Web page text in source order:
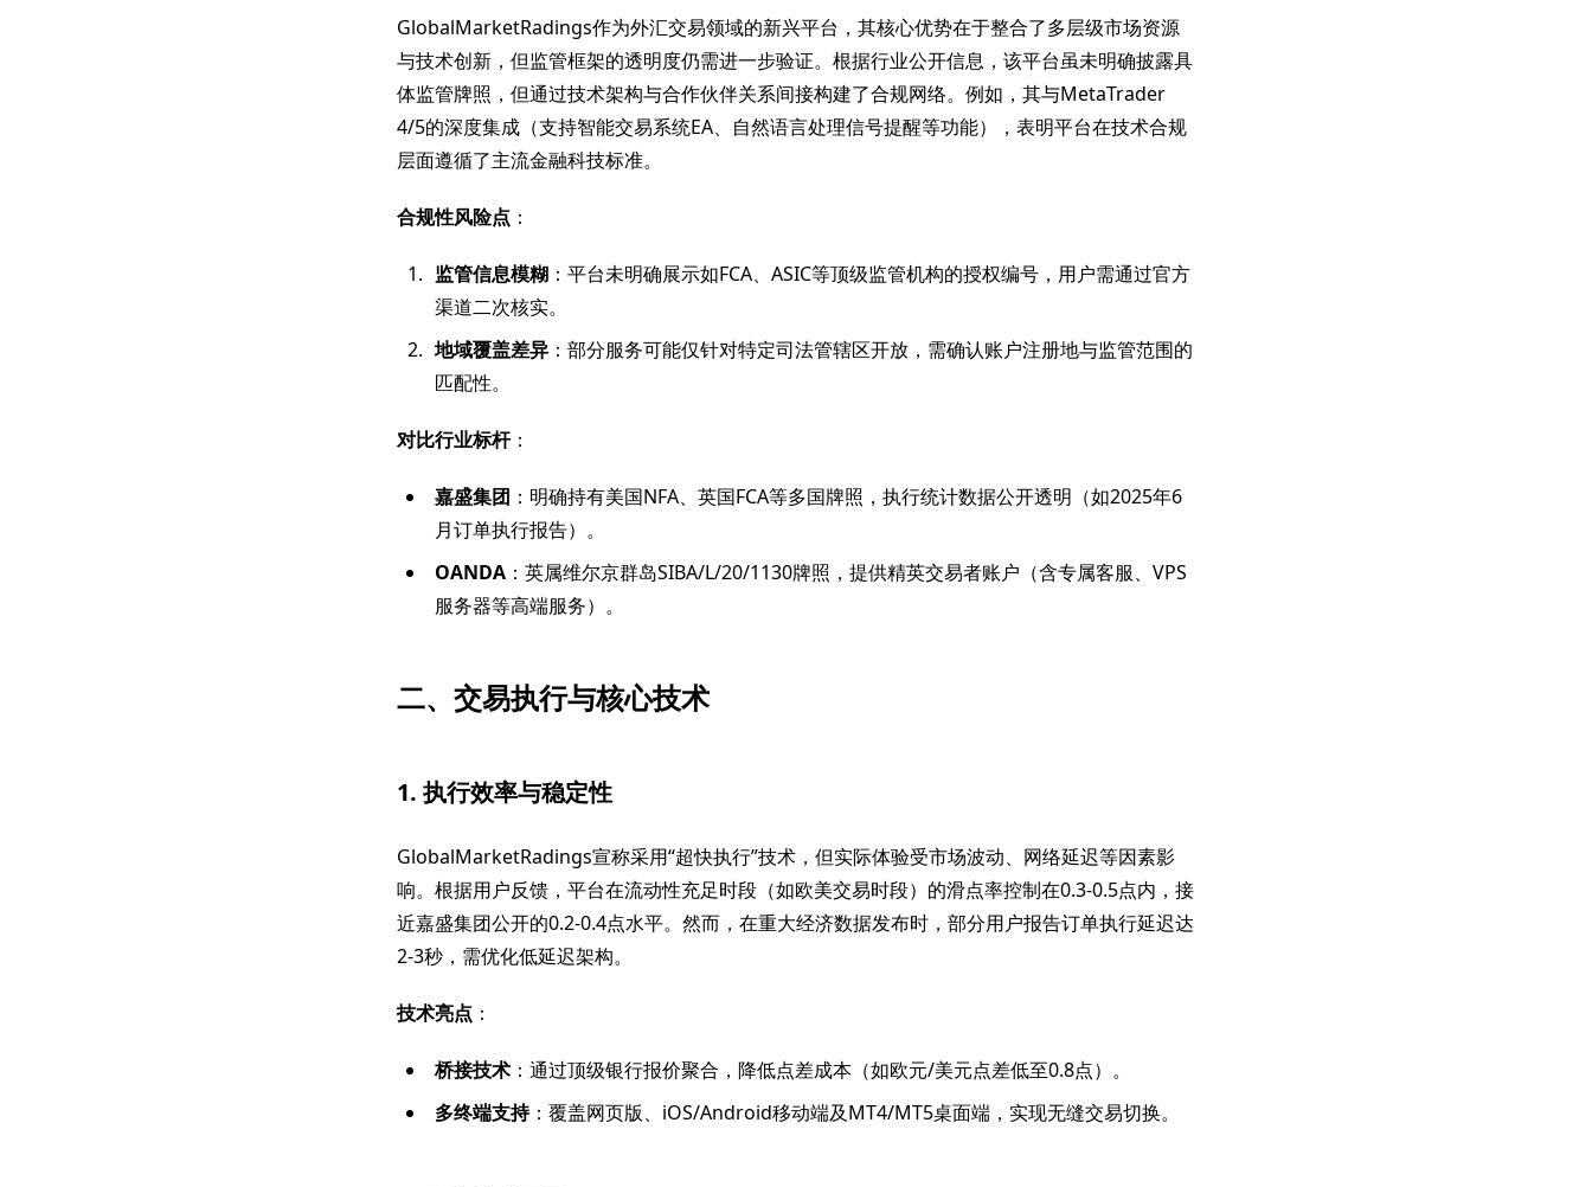
GlobalMarketRadings作为外汇交易领域的新兴平台，其核心优势在于整合了多层级市场资源
与技术创新，但监管框架的透明度仍需进一步验证。根据行业公开信息，该平台虽未明确披露具
体监管牌照，但通过技术架构与合作伙伴关系间接构建了合规网络。例如，其与MetaTrader
4/5的深度集成（支持智能交易系统EA、自然语言处理信号提醒等功能），表明平台在技术合规
层面遵循了主流金融科技标准。
合规性风险点 ：
监管信息模糊：平台未明确展示如FCA、ASIC等顶级监管机构的授权编号，用户需通过官方
渠道二次核实。
地域覆盖差异：部分服务可能仅针对特定司法管辖区开放，需确认账户注册地与监管范围的
匹配性。
对比行业标杆：
嘉盛集团 ：明确持有美国NFA、英国FCA等多国牌照，执行统计数据公开透明（如2025年6
月订单执行报告）。
OANDA：英属维尔京群岛SIBA/L/20/1130牌照，提供精英交易者账户（含专属客服、VPS
服务器等高端服务）。
二、交易执行与核心技术
1. 执行效率与稳定性
GlobalMarketRadings宣称采用“超快执行”技术，但实际体验受市场波动、网络延迟等因素影
响。根据用户反馈，平台在流动性充足时段（如欧美交易时段）的滑点率控制在0.3-0.5点内，接
近嘉盛集团公开的0.2-0.4点水平。然而，在重大经济数据发布时，部分用户报告订单执行延迟达
2-3秒，需优化低延迟架构。
技术亮点 ：
桥接技术：通过顶级银行报价聚合，降低点差成本（如欧元/美元点差低至0.8点）。
多终端支持：覆盖网页版、iOS/Android移动端及MT4/MT5桌面端，实现无缝交易切换。